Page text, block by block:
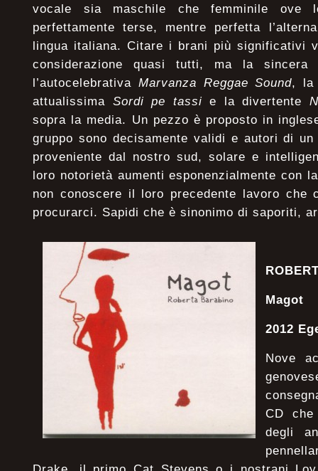
vocale sia maschile che femminile
perfettamente terse, mentre perfetta
lingua italiana. Citare i brani più significativi
considerazione quasi tutti, ma la sincera
l’autocelebrativa Marvanza Reggae Sound, la
attualissima Sordi pe tassi e la divertente
sopra la media. Un pezzo è proposto in
gruppo sono decisamente validi e autori di
proveniente dal nostro sud, solare e
loro notorietà aumenti esponenzialmente con
non conoscere il loro precedente lavoro che
procurarci. Sapidi che è sinonimo di saporiti,
Magot
2012
Nove
CD
degli